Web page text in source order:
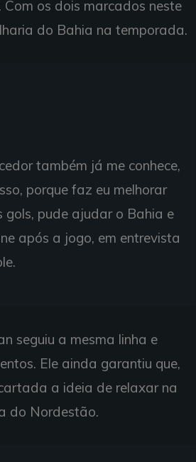
os dois marcados neste
do Bahia na temporada.
também já me conhece,
porque faz eu melhorar
gols, pude ajudar o Bahia e
após a jogo, em entrevista
seguiu a mesma linha e
Ele ainda garantiu que,
a ideia de relaxar na
do Nordestão.